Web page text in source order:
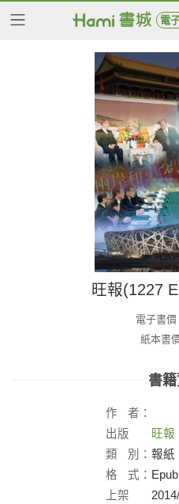
電
旺報(1227
電子書價
紙本書
書
作
者：
出版
社：
旺報
類
別： 報紙
格
式：
上架